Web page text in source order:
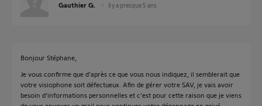
Gauthier G. il y a presque 5 ans
Bonjour Stéphane,
Je vous confirme que d'après ce que vous nous indiquez, il semblerait que
votre visiophone soit défectueux. Afin de gérer votre SAV, je vais avoir
besoin d'informations personnelles et c'est pour cette raison que je viens